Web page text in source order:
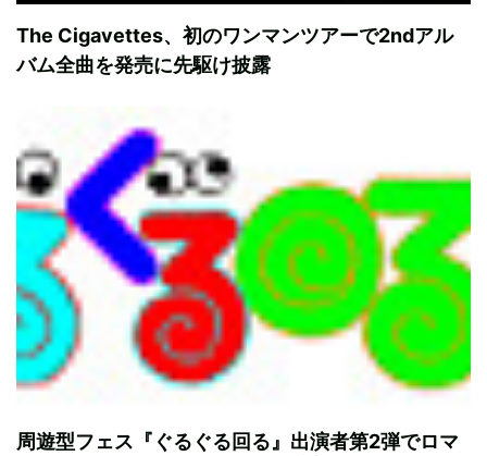
The Cigavettes、初のワンマンツアーで2ndアル
バム全曲を発売に先駆け披露
周遊型フェス『ぐるぐる回る』出演者第2弾でロマ